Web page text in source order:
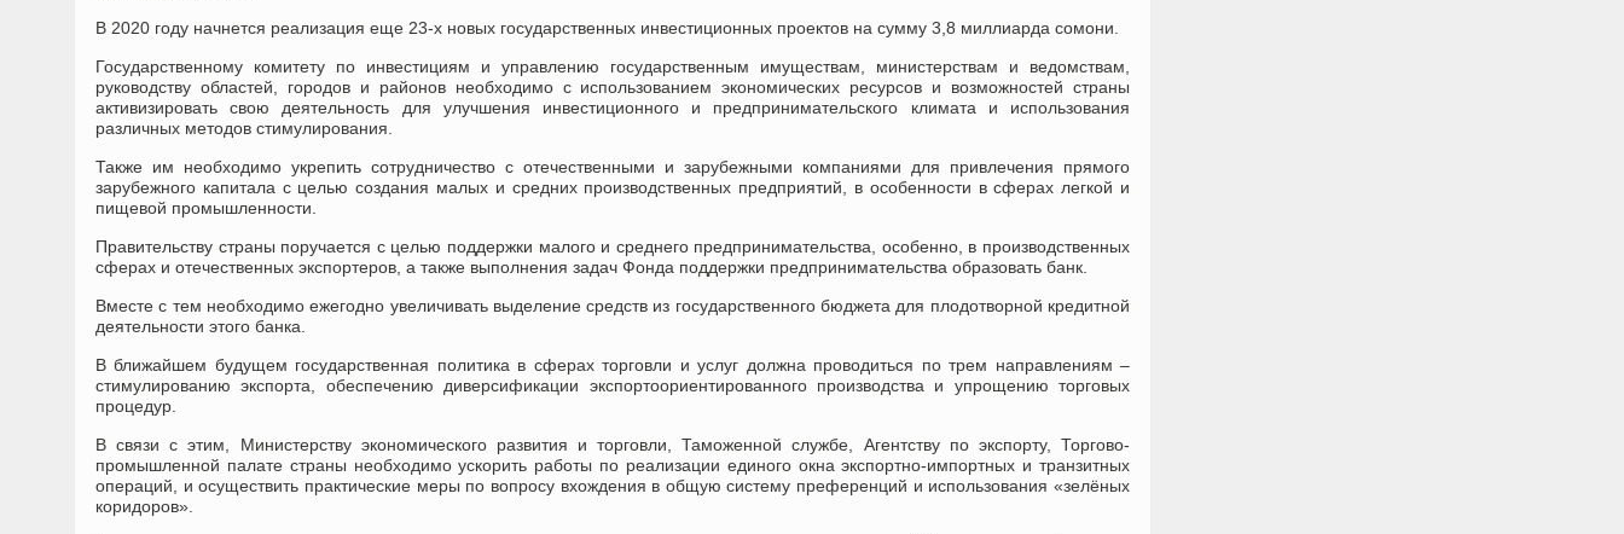
В 2020 году начнется реализация еще 23-х новых государственных инвестиционных проектов на сумму 3,8 миллиарда сомони.
Государственному комитету по инвестициям и управлению государственным имуществам, министерствам и ведомствам,
руководству областей, городов и районов необходимо с использованием экономических ресурсов и возможностей страны
активизировать свою деятельность для улучшения инвестиционного и предпринимательского климата и использования
различных методов стимулирования.
Также им необходимо укрепить сотрудничество с отечественными и зарубежными компаниями для привлечения прямого
зарубежного капитала с целью создания малых и средних производственных предприятий, в особенности в сферах легкой и
пищевой промышленности.
Правительству страны поручается с целью поддержки малого и среднего предпринимательства, особенно, в производственных
сферах и отечественных экспортеров, а также выполнения задач Фонда поддержки предпринимательства образовать банк.
Вместе с тем необходимо ежегодно увеличивать выделение средств из государственного бюджета для плодотворной кредитной
деятельности этого банка.
В ближайшем будущем государственная политика в сферах торговли и услуг должна проводиться по трем направлениям –
стимулированию экспорта, обеспечению диверсификации экспортоориентированного производства и упрощению торговых
процедур.
В связи с этим, Министерству экономического развития и торговли, Таможенной службе, Агентству по экспорту, Торгово-
промышленной палате страны необходимо ускорить работы по реализации единого окна экспортно-импортных и транзитных
операций, и осуществить практические меры по вопросу вхождения в общую систему преференций и использования «зелёных
коридоров».